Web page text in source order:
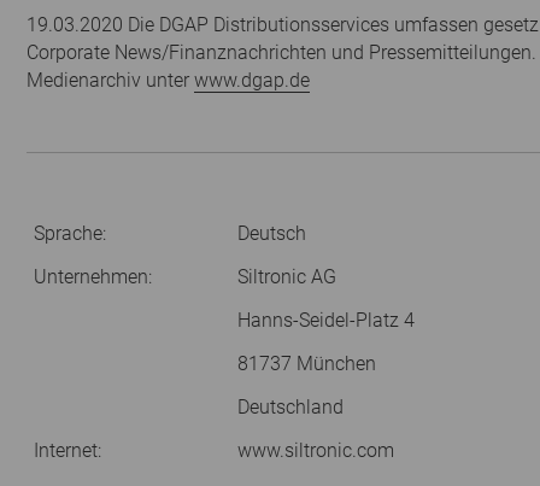
19.03.2020 Die DGAP Distributionsservices umfassen
Corporate News/Finanznachrichten und Pressemitteilungen.
Medienarchiv unter www.dgap.de
Sprache:
Deutsch
Unternehmen:
Siltronic AG
Hanns-Seidel-Platz 4
81737 München
Deutschland
Internet:
www.siltronic.com